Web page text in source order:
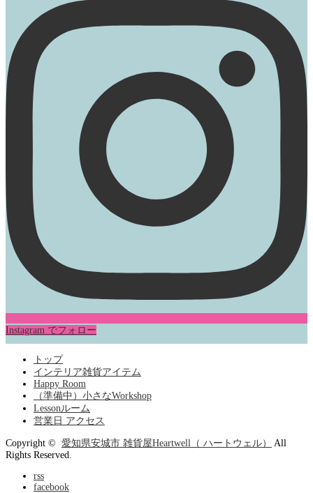
Instagram でフォロー
トップ
インテリア雑貨アイテム
Happy Room
（準備中）小さなWorkshop
Lessonルーム
営業日 アクセス
Copyright © 愛知県安城市 雑貨屋Heartwell（ ハートウェル）
All
Rights Reserved.
rss
facebook